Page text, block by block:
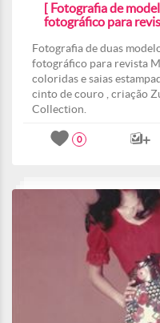
[ Fotografia de
fotográfico para
Fotografia de duas
fotográfico para revista
coloridas e saias
cinto de couro , criação
Collection.
0